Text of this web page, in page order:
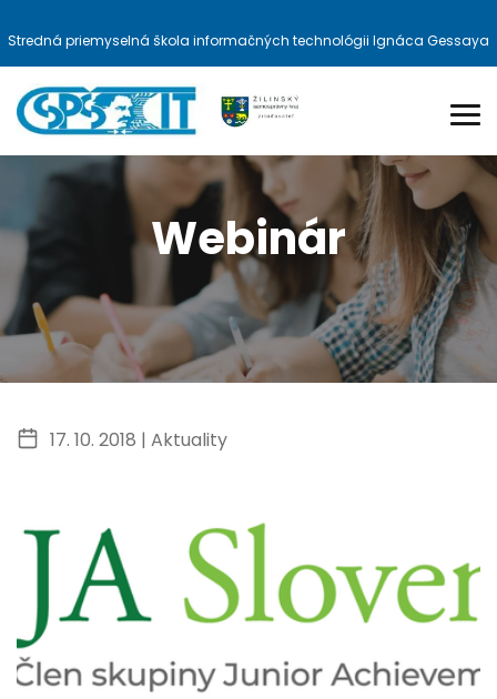
Stredná priemyselná škola informačných technológii Ignáca Gessaya
Webinár
17. 10. 2018 | Aktuality